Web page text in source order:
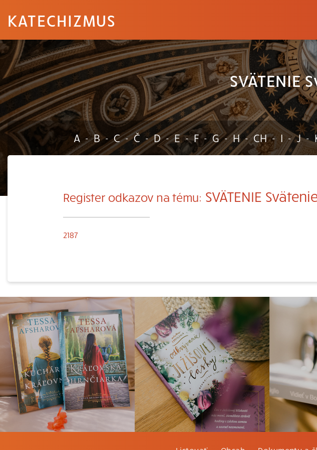
KATECHIZMUS
SVÄTENIE
A - B - C - Č - D - E - F - G - H - CH - I - J -
Register odkazov na tému: SVÄTENIE
2187